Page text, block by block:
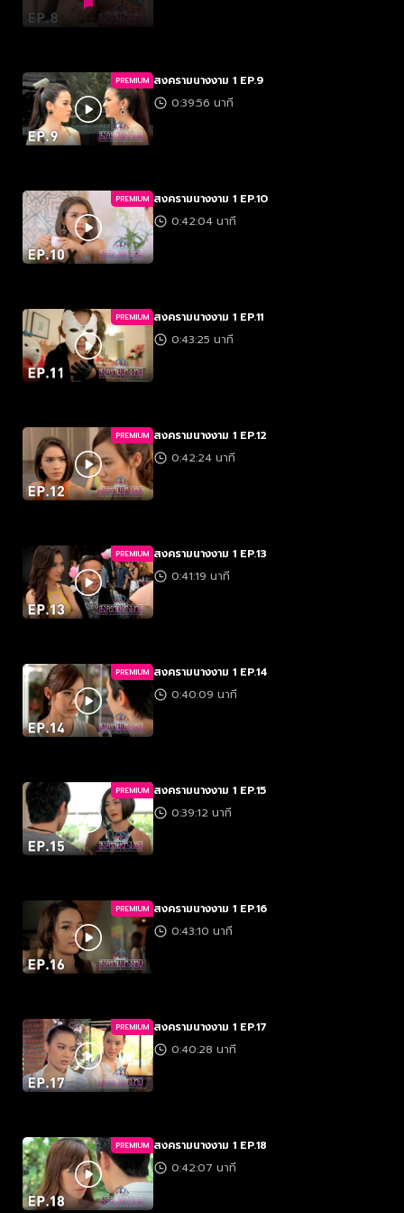
PREMIUM สงครามนางงาม 1 EP.9
0:39:56 นาที
PREMIUM สงครามนางงาม 1 EP.10
0:42:04 นาที
PREMIUM สงครามนางงาม 1 EP.11
0:43:25 นาที
PREMIUM สงครามนางงาม 1 EP.12
0:42:24 นาที
PREMIUM สงครามนางงาม 1 EP.13
0:41:19 นาที
PREMIUM สงครามนางงาม 1 EP.14
0:40:09 นาที
PREMIUM สงครามนางงาม 1 EP.15
0:39:12 นาที
PREMIUM สงครามนางงาม 1 EP.16
0:43:10 นาที
PREMIUM สงครามนางงาม 1 EP.17
0:40:28 นาที
PREMIUM สงครามนางงาม 1 EP.18
0:42:07 นาที